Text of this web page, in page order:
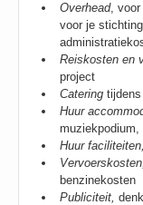
Overhead, voor
voor je
Reiskosten en
project
Catering
Huur
Huur faciliteiten,
Vervoerskosten,
benzinekosten
Publiciteit,